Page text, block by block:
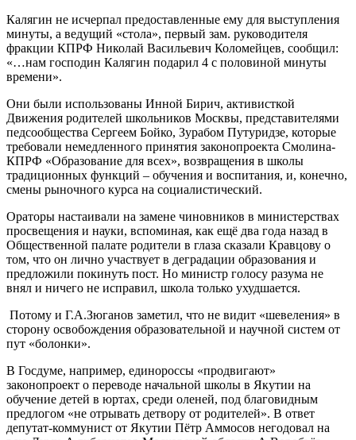
Калягин не исчерпал предоставленные ему для выступления
минуты, а ведущий «стола», первый зам. руководителя
фракции КПРФ Николай Васильевич Коломейцев, сообщил:
«…нам господин Калягин подарил 4 с половиной минуты
времени».
Они были использованы Инной Бирич, активисткой
Движения родителей школьников Москвы, представителями
педсообщества Сергеем Бойко, Зурабом Путуридзе, которые
требовали немедленного принятия законопроекта Смолина-
КПРФ «Образование для всех», возвращения в школы
традиционных функций – обучения и воспитания, и, конечно,
смены рыночного курса на социалистический.
Ораторы настаивали на замене чиновников в министерствах
просвещения и науки, вспоминая, как ещё два года назад в
Общественной палате родители в глаза сказали Кравцову о
том, что он лично участвует в деградации образования и
предложили покинуть пост. Но министр голосу разума не
внял и ничего не исправил, школа только ухудшается.
Потому и Г.А.Зюганов заметил, что не видит «шевеления» в
сторону освобождения образовательной и научной систем от
пут «болонки».
В Госдуме, например, единороссы «продвигают»
законопроект о переводе начальной школы в Якутии на
обучение детей в юртах, среди оленей, под благовидным
предлогом «не отрывать детвору от родителей». В ответ
депутат-коммунист от Якутии Пётр Аммосов негодовал на